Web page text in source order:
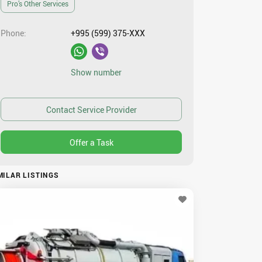
Pro’s Other Services
Phone +995 (599) 375-XXX
Show number
LISTINGS